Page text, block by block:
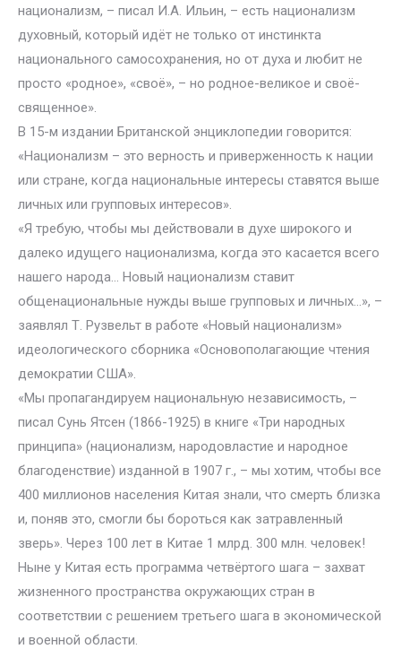
национализм, – писал И.А. Ильин, – есть национализм
духовный, который идёт не только от инстинкта
национального самосохранения, но от духа и любит не
просто «родное», «своё», – но родное-великое и своё-
священное».
В 15-м издании Британской энциклопедии говорится:
«Национализм – это верность и приверженность к нации
или стране, когда национальные интересы ставятся выше
личных или групповых интересов».
«Я требую, чтобы мы действовали в духе широкого и
далеко идущего национализма, когда это касается всего
нашего народа… Новый национализм ставит
общенациональные нужды выше групповых и личных…», –
заявлял Т. Рузвельт в работе «Новый национализм»
идеологического сборника «Основополагающие чтения
демократии США».
«Мы пропагандируем национальную независимость, –
писал Сунь Ятсен (1866-1925) в книге «Три народных
принципа» (национализм, народовластие и народное
благоденствие) изданной в 1907 г., – мы хотим, чтобы все
400 миллионов населения Китая знали, что смерть близка
и, поняв это, смогли бы бороться как затравленный
зверь». Через 100 лет в Китае 1 млрд. 300 млн. человек!
Ныне у Китая есть программа четвёртого шага – захват
жизненного пространства окружающих стран в
соответствии с решением третьего шага в экономической
и военной области.